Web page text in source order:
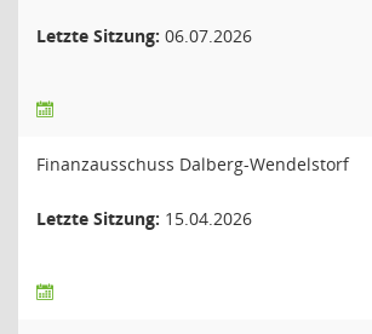
Letzte Sitzung: 06.07.2026
Finanzausschuss Dalberg-Wendelstorf
Letzte Sitzung: 15.04.2026